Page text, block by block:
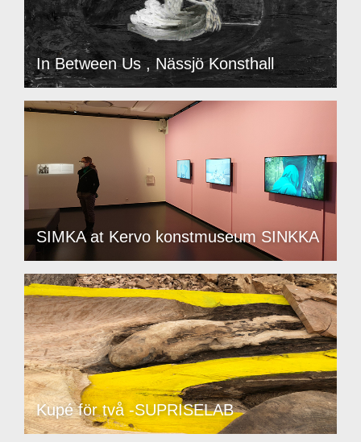
In Between Us , Nässjö Konsthall
SIMKA at Kervo konstmuseum SINKKA
Kupé för två -SUPRISELAB